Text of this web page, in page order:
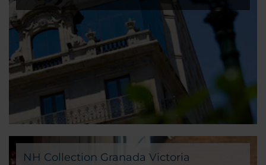
NH Collection Granada Victoria